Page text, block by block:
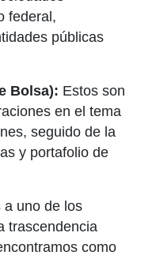
federal,
públicas
Bolsa): Estos son
en el tema
seguido de la
y portafolio de
a uno de los
trascendencia
como